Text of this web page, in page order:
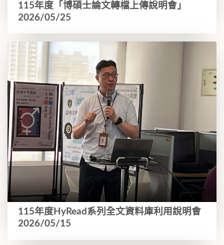
115年度「博碩士論文轉檔上傳說明會」
2026/05/25
115年度HyRead系列全文資料庫利用說明會
2026/05/15